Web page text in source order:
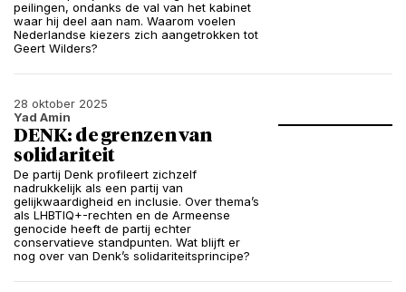
peilingen, ondanks de val van het kabinet
waar hij deel aan nam. Waarom voelen
Nederlandse kiezers zich aangetrokken tot
Geert Wilders?
28 oktober 2025
Yad Amin
DENK: de grenzen van
solidariteit
De partij Denk profileert zichzelf
nadrukkelijk als een partij van
gelijkwaardigheid en inclusie. Over thema’s
als LHBTIQ+-rechten en de Armeense
genocide heeft de partij echter
conservatieve standpunten. Wat blijft er
nog over van Denk’s solidariteitsprincipe?